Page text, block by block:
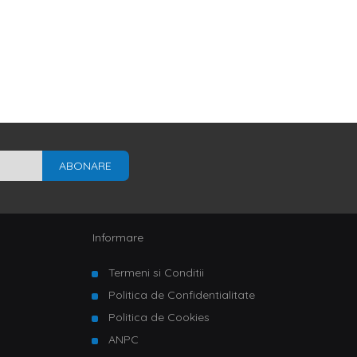
ABONARE
Informare
Termeni si Conditii
Politica de Confidentialitate
Politica de Cookies
ANPC